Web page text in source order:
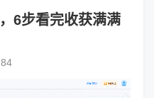
6步看完收获满满